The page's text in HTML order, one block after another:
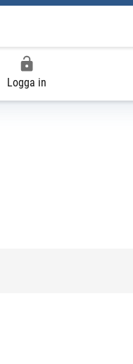
Logga in